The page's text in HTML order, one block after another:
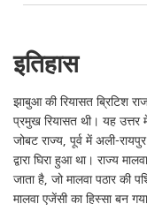
इतिहास
झाबुआ की रियासत ब्रिटिश
प्रमुख रियासत थी। यह उत्तर
जोबट राज्य, पूर्व में अली-
द्वारा घिरा हुआ था। राज्य
जाता है, जो मालवा पठार की
मालवा एजेंसी का हिस्सा बन